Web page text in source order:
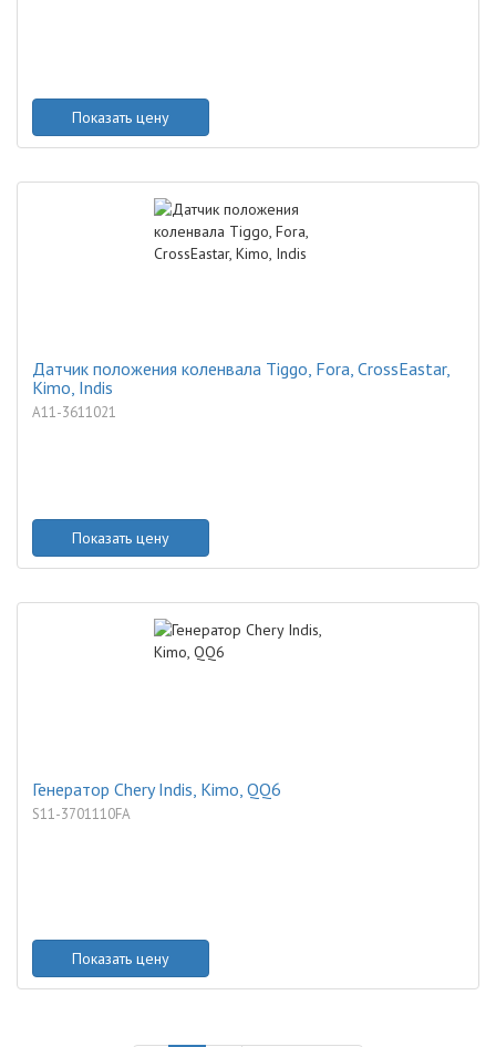
Показать цену
Датчик положения коленвала Tiggo, Fora, CrossEastar,
Kimo, Indis
A11-3611021
Показать цену
Генератор Chery Indis, Kimo, QQ6
S11-3701110FA
Показать цену